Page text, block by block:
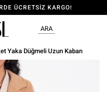
ÜCRETSİZ KARGO!
ARA
Yaka Düğmeli Uzun Kaban